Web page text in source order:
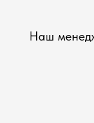
Наш